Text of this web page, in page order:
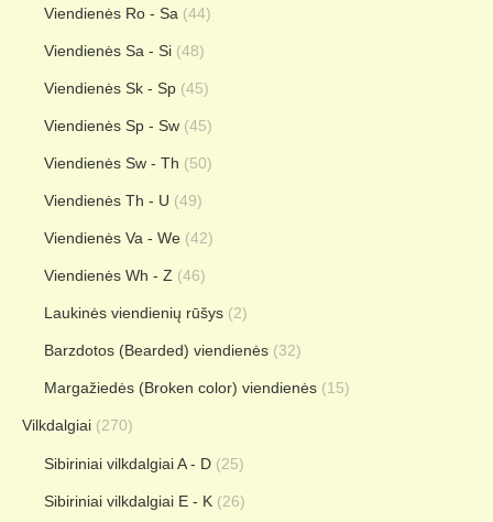
Viendienės Ro - Sa (44)
Viendienės Sa - Si (48)
Viendienės Sk - Sp (45)
Viendienės Sp - Sw (45)
Viendienės Sw - Th (50)
Viendienės Th - U (49)
Viendienės Va - We (42)
Viendienės Wh - Z (46)
Laukinės viendienių rūšys (2)
Barzdotos (Bearded) viendienės (32)
Margažiedės (Broken color) viendienės (15)
Vilkdalgiai (270)
Sibiriniai vilkdalgiai A - D (25)
Sibiriniai vilkdalgiai E - K (26)